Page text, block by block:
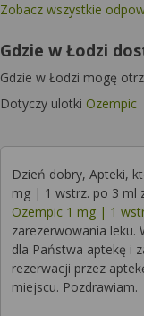
Zobacz wszystkie
Gdzie w Łodzi
Gdzie w Łodzi mogę
Dotyczy ulotki Ozempic
Dzień dobry, Apteki,
mg | 1 wstrz. po 3 ml
Ozempic 1 mg | 1
zarezerwowania leku.
dla Państwa aptekę i
rezerwacji przez
miejscu. Pozdrawiam.